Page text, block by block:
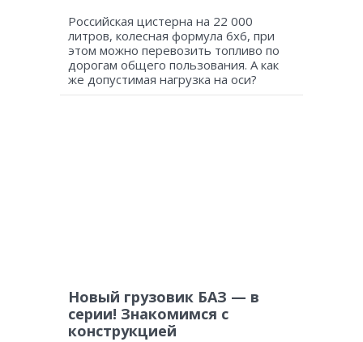
Российская цистерна на 22 000
литров, колесная формула 6х6, при
этом можно перевозить топливо по
дорогам общего пользования. А как
же допустимая нагрузка на оси?
Новый грузовик БАЗ — в
серии! Знакомимся с
конструкцией